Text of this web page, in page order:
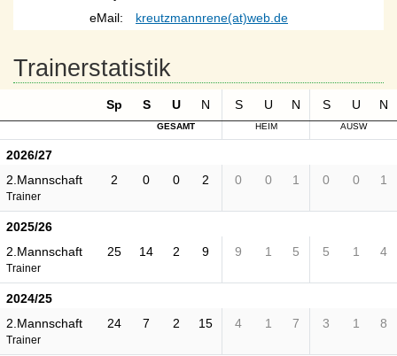
eMail:
kreutzmannrene(at)web.de
Trainerstatistik
Sp S U N S U N S U N
GESAMT HEIM AUSW
2026/27
2.Mannschaft
Trainer
2 0 0 2 0 0 1 0 0 1
2025/26
2.Mannschaft
Trainer
25 14 2 9 9 1 5 5 1 4
2024/25
2.Mannschaft
Trainer
24 7 2 15 4 1 7 3 1 8